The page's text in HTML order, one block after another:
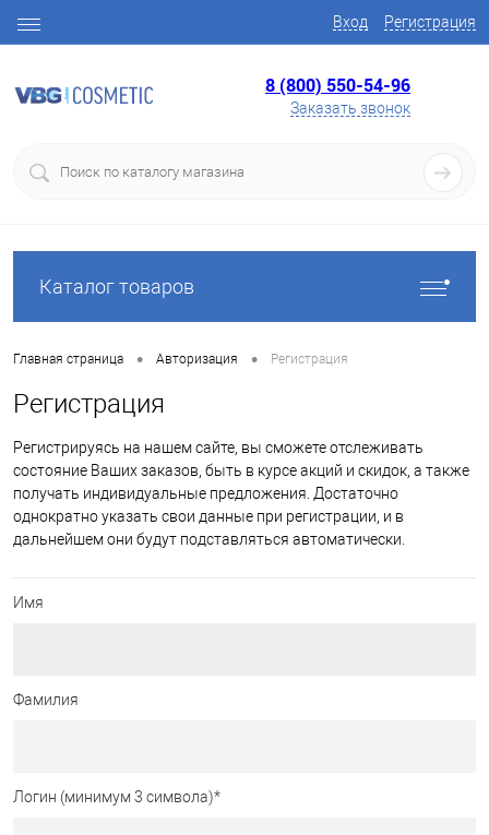
Вход Регистрация
8 (800) 550-54-96
Заказать звонок
Каталог товаров
Главная страница • Авторизация • Регистрация
Регистрация
Регистрируясь на нашем сайте, вы сможете отслеживать
состояние Ваших заказов, быть в курсе акций и скидок, а также
получать индивидуальные предложения. Достаточно
однократно указать свои данные при регистрации, и в
дальнейшем они будут подставляться автоматически.
Имя
Фамилия
Логин (минимум 3 символа)*